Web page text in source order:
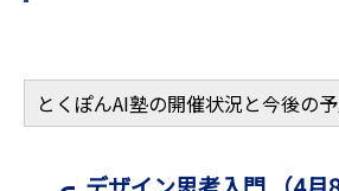
とくぽんAI塾の開催状況と今後の